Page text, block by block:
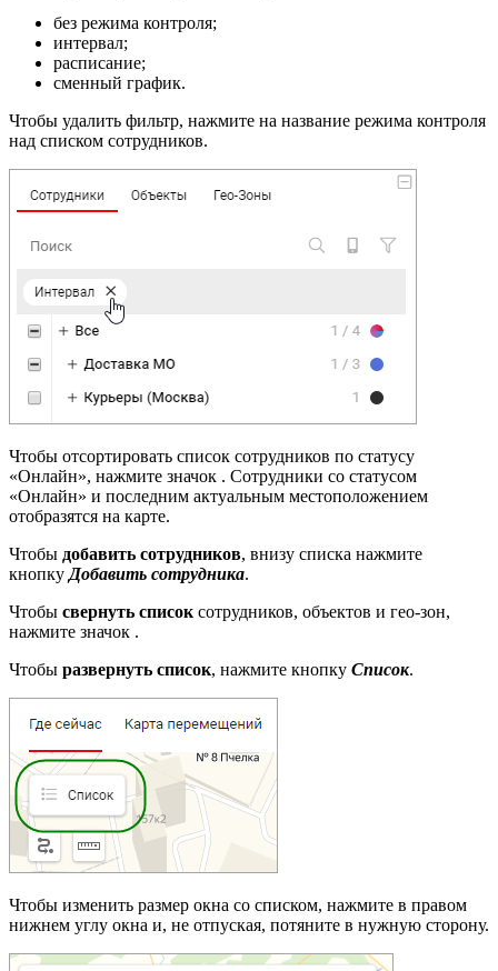
без режима контроля;
интервал;
расписание;
сменный график.
Чтобы удалить фильтр, нажмите на название режима контроля
над списком сотрудников.
Чтобы отсортировать список сотрудников по статусу
«Онлайн», нажмите значок . Сотрудники со статусом
«Онлайн» и последним актуальным местоположением
отобразятся на карте.
Чтобы добавить сотрудников, внизу списка нажмите
кнопкуДобавить сотрудника.
Чтобы свернуть списоксотрудников, объектов и гео-зон,
нажмите значок .
Чтобы развернуть список, нажмите кнопку Список.
Чтобы изменить размер окна со списком, нажмите в правом
нижнем углу окна и, не отпуская, потяните в нужную сторону.